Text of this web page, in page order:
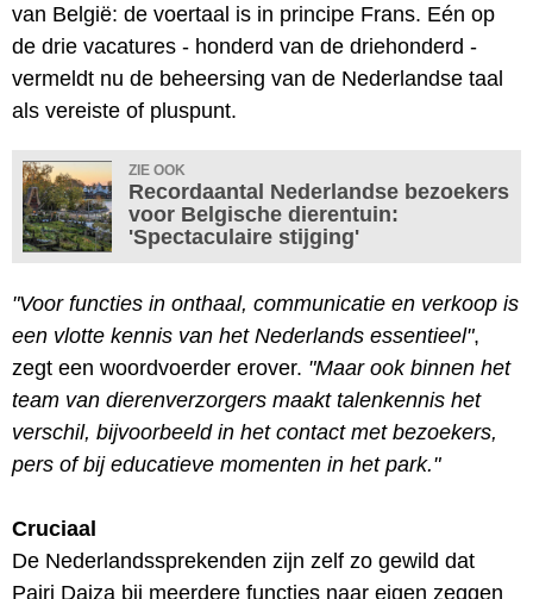
van België: de voertaal is in principe Frans. Eén op
de drie vacatures - honderd van de driehonderd -
vermeldt nu de beheersing van de Nederlandse taal
als vereiste of pluspunt.
ZIE OOK
Recordaantal Nederlandse bezoekers
voor Belgische dierentuin:
'Spectaculaire stijging'
"Voor functies in onthaal, communicatie en verkoop is
een vlotte kennis van het Nederlands essentieel",
zegt een woordvoerder erover. "Maar ook binnen het
team van dierenverzorgers maakt talenkennis het
verschil, bijvoorbeeld in het contact met bezoekers,
pers of bij educatieve momenten in het park."
Cruciaal
De Nederlandssprekenden zijn zelf zo gewild dat
Pairi Daiza bij meerdere functies naar eigen zeggen